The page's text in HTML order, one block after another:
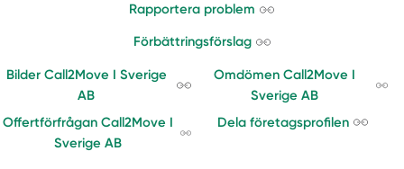
Rapportera problem
Förbättringsförslag
Bilder Call2Move I Sverige
AB
Omdömen Call2Move I
Sverige AB
Offertförfrågan Call2Move I
Sverige AB
Dela företagsprofilen